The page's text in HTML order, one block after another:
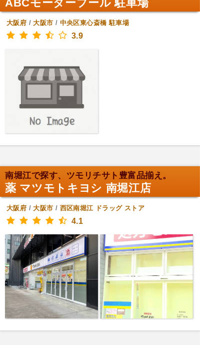
ABCモータープール 駐車場
大阪府 /大阪市 / 中央区東心斎橋 駐車場
3.9
南堀江で探す、ツモリチサト豊富品揃え。
薬 マツモトキヨシ 南堀江店
大阪府 /大阪市 / 西区南堀江 ドラッグ ストア
4.1